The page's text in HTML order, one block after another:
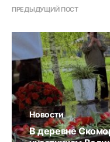
ПРЕДЫДУЩИЙ ПОСТ
Новости
В деревне